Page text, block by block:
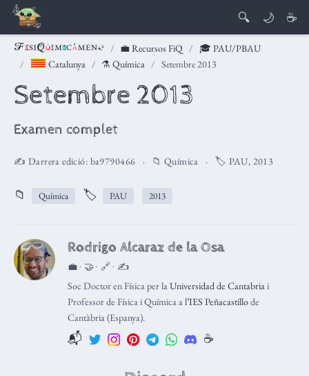
🔍 🌙 ☕
💼 Recursos FiQ
🎓 PAU/PBAU
Catalunya
⚗️ Química Setembre 2013
Setembre 2013
Examen complet
✍️ Darrera edició: ba9790466 📁 Química 🏷️ PAU, 2013
📁 Química 🏷️ PAU 2013
Rodrigo Alcaraz de la Osa
💼 · 🤝 · 🔗 · ✍️
Soc Doctor en Física per laUniversidad de Cantabriai
Professor de Física i Química al’IES Peñacastillode
Cantàbria (Espanya).
📬 ☕️